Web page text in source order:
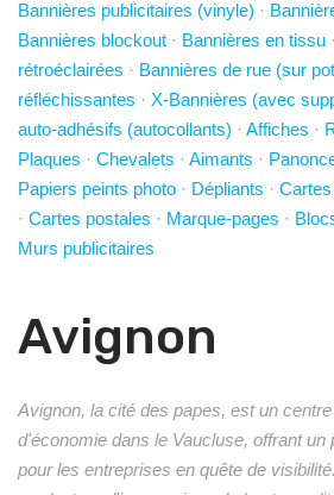
Bannières publicitaires (vinyle) ·
Bannières blockout · Bannières en tissu ·
rétroéclairées · Bannières de rue (sur
réfléchissantes · X-Bannières (avec
auto-adhésifs (autocollants) · Affiches ·
Plaques · Chevalets · Aimants ·
Papiers peints photo · Dépliants ·
· Cartes postales · Marque-pages ·
Murs publicitaires
Avignon
Avignon, la cité des papes, est un
d'économie dans le Vaucluse, offrant un
pour les entreprises en quête de